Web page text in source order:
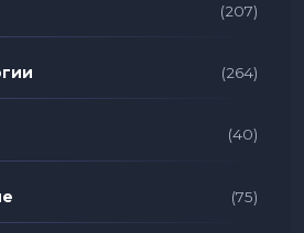
(207)
(264)
(40)
(75)